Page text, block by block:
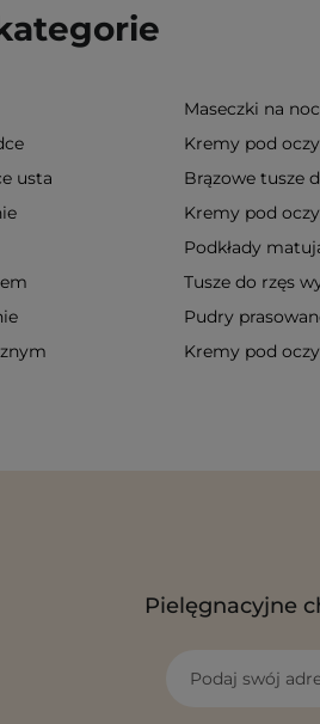
Maseczki na noc
Kremy pod
usta
Brązowe tusze
Kremy pod
Podkłady
Tusze do rzęs
Pudry
Kremy pod
Pielęgnacyjne
Podaj swój